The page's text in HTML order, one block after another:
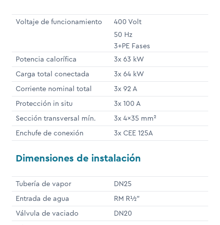
Voltaje de funcionamiento
400 Volt
50 Hz
3+PE Fases
Potencia calorífica
3x 63 kW
Carga total conectada
3x 64 kW
Corriente nominal total
3x 92 A
Protección in situ
3x 100 A
Sección transversal mín.
3x 4x35 mm²
Enchufe de conexión
3x CEE 125A
Dimensiones de instalación
Tubería de vapor
DN25
Entrada de agua
RM R½"
Válvula de vaciado
DN20